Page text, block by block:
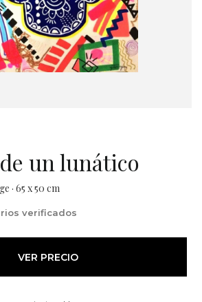
un lunático
· 65 x 50 cm
verificados
VER PRECIO